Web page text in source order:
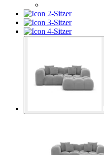
2-Sitzer
3-Sitzer
4-Sitzer